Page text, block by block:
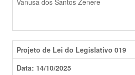
Projeto de Lei do Legislativo 019
Data: 14/10/2025